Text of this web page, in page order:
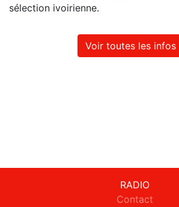
sélection ivoirienne.
Voir toutes les infos
RADIO
Contact